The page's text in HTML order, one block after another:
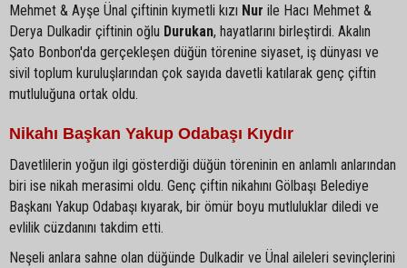
Mehmet & Ayşe Ünal çiftinin kıymetli kızı Nur ile Hacı Mehmet &
Derya Dulkadir çiftinin oğlu Durukan, hayatlarını birleştirdi. Akalın
Şato Bonbon'da gerçekleşen düğün törenine siyaset, iş dünyası ve
sivil toplum kuruluşlarından çok sayıda davetli katılarak genç çiftin
mutluluğuna ortak oldu.
Nikahı Başkan Yakup Odabaşı Kıydır
Davetlilerin yoğun ilgi gösterdiği düğün töreninin en anlamlı anlarından
biri ise nikah merasimi oldu. Genç çiftin nikahını Gölbaşı Belediye
Başkanı Yakup Odabaşı kıyarak, bir ömür boyu mutluluklar diledi ve
evlilik cüzdanını takdim etti.
Neşeli anlara sahne olan düğünde Dulkadir ve Ünal aileleri sevinçlerini